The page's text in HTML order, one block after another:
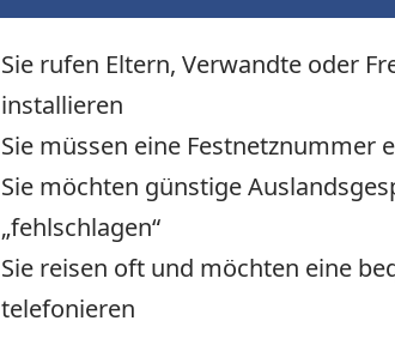
Sie rufen Eltern, Verwandte oder
installieren
Sie müssen eine Festnetznummer
Sie möchten günstige
„fehlschlagen“
Sie reisen oft und möchten eine
telefonieren